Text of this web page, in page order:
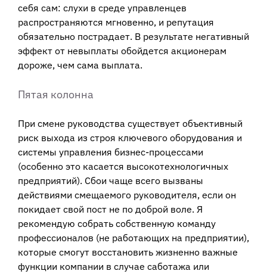
себя сам: слухи в среде управленцев
распространяются мгновенно, и репутация
обязательно пострадает. В результате негативный
эффект от невыплаты обойдется акционерам
дороже, чем сама выплата.
Пятая колонна
При смене руководства существует объективный
риск выхода из строя ключевого оборудования и
системы управления бизнес-процессами
(особенно это касается высокотехнологичных
предприятий). Сбои чаще всего вызваны
действиями смещаемого руководителя, если он
покидает свой пост не по доброй воле. Я
рекомендую собрать собственную команду
профессионалов (не работающих на предприятии),
которые смогут восстановить жизненно важные
функции компании в случае саботажа или